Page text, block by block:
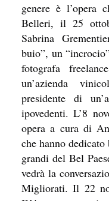
genere è l’opera
Belleri, il 25
Sabrina
buio”, un
fotografa
un’azienda
presidente di
ipovedenti. L’8
opera a cura di
che hanno
grandi del Bel
vedrà la
Migliorati. Il 22